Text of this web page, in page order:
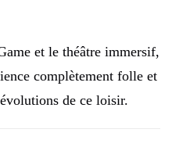
et le théâtre immersif,
complètement folle et
de ce loisir.